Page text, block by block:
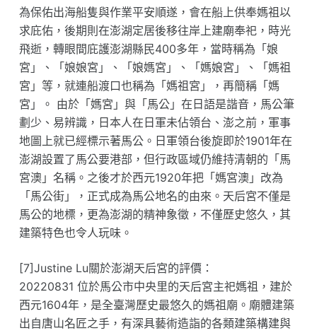
為保佑出海船隻與作業平安順遂，會在船上供奉媽祖以
求庇佑，後期則在澎湖定居後移往岸上建廟奉祀，時光
飛逝，轉眼間庇護澎湖縣民400多年，當時稱為「娘
宮」、「娘娘宮」、「娘媽宮」、「媽娘宮」、「媽祖
宮」等，就連船渡口也稱為「媽祖宮」，再簡稱「媽
宮」。 由於「媽宮」與「馬公」在日語是諧音，馬公筆
劃少、易辨識，日本人在日軍未佔領台、澎之前，軍事
地圖上就已經標示著馬公。日軍領台後旋即於1901年在
澎湖設置了馬公要港部，但行政區域仍維持清朝的「馬
宮澳」名稱。之後才於西元1920年把「媽宮澳」改為
「馬公街」，正式成為馬公地名的由來。天后宮不僅是
馬公的地標，更為澎湖的精神象徵，不僅歷史悠久，其
建築特色也令人玩味。
[7]Justine Lu關於澎湖天后宮的評價：
20220831 位於馬公市中央里的天后宮主祀媽祖，建於
西元1604年，是全臺灣歷史最悠久的媽祖廟。廟體建築
出自唐山名匠之手，有深具藝術造詣的各類建築構建與